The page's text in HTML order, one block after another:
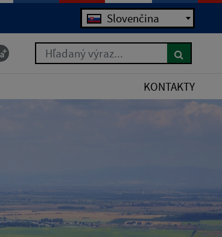
Jazyk Slovenčina
Hľadaný výraz...
KONTAKTY